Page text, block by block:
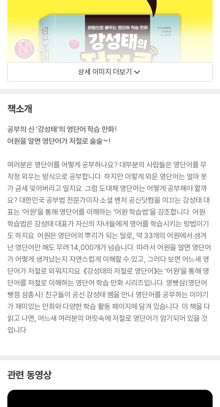
상세 이미지 더보기
책소개
공부의 신 ‘강성태’의 영단어 학습 만화!
어원을 알면 영단어가 저절로 술술~!
여러분은 영단어를 어떻게 공부하나요? 대부분의 사람들은 영단어를 무
작정 외우는 방식으로 공부합니다. 하지만 이렇게 외운 영단어는 얼마 못
가 금세 잊어버리고 말지요. 그럼 도대체 영단어는 어떻게 공부해야 할까
요? 대한민국 공부법 전문가이자 소셜 벤처 공신닷컴을 이끄는 강성태 대
표는 ‘어원’을 통해 영단어를 이해하는 ‘어원 학습법’을 강조합니다. 어원
학습법은 강성태 대표가 자신의 자녀들에게 영어를 학습시키는 방법이기
도 하지요. 어원은 영단어의 뿌리가 되는 말로, 약 33개의 어원에서 생겨
난 영단어만 해도 무려 14,000개가 넘습니다. 따라서 어원을 알면 영단어
가 어떻게 생겨났는지 자연스럽게 이해할 수 있고, 그러다 보면 어느새 영
단어가 저절로 외워지지요. 《강성태의 저절로 영단어》는 ‘어원’을 통해 영
단어를 저절로 이해하는 영단어 학습 만화 시리즈입니다. 영빵삼(영단어
빵점 삼총사) 친구들이 공신 강성태 쌤을 만나 영단어를 공부하는 이야기
가 재미있는 만화와 다양한 학습 활동 페이지에 담겨 있습니다. 이 책을 다
읽고 나면, 어느새 여러분의 머릿속에 저절로 영단어가 암기되어 있을 것
입니다.
관련 동영상